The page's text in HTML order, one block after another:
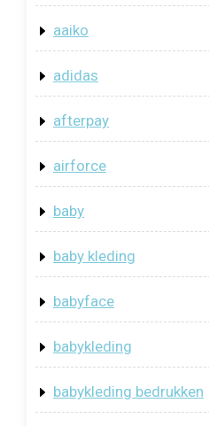
aaiko
adidas
afterpay
airforce
baby
baby kleding
babyface
babykleding
babykleding bedrukken